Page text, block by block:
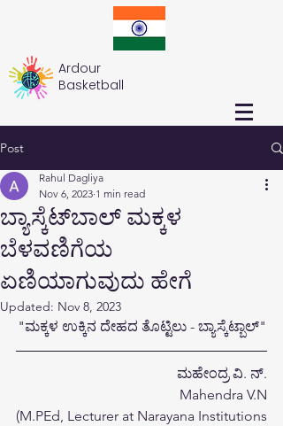
Ardour
Basketball
Post
ಬ್ಯಾಸ್ಕೆಟ್‌ಬಾಲ್ ಮಕ್ಕಳ
ಬೆಳವಣಿಗೆಯ
ಏಣಿಯಾಗುವುದು ಹೇಗೆ
Rahul Dagliya
Nov 6, 2023 1 min read
Updated: Nov 8, 2023
"ಮಕ್ಕಳ ಉಕ್ಕಿನ ದೇಹದ ತೊಟ್ಟಿಲು - ಬ್ಯಾಸ್ಕೆಟ್ಬಾಲ್"
ಮಹೇಂದ್ರ ವಿ. ನ್.
Mahendra V.N
(M.PEd, Lecturer at Narayana Institutions